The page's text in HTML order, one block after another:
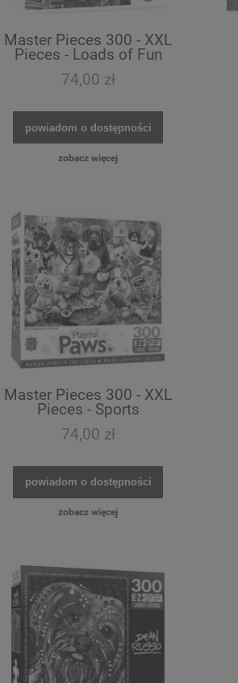
Master Pieces 300 - XXL
Pieces - Loads of Fun
74,00 zł
powiadom o dostępności
zobacz więcej
Master Pieces 300 - XXL
Pieces - Sports
74,00 zł
powiadom o dostępności
zobacz więcej